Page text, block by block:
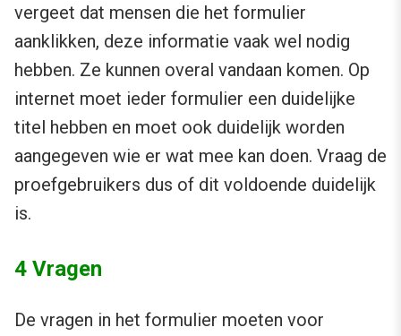
vergeet dat mensen die het formulier
aanklikken, deze informatie vaak wel nodig
hebben. Ze kunnen overal vandaan komen. Op
internet moet ieder formulier een duidelijke
titel hebben en moet ook duidelijk worden
aangegeven wie er wat mee kan doen. Vraag de
proefgebruikers dus of dit voldoende duidelijk
is.
4 Vragen
De vragen in het formulier moeten voor